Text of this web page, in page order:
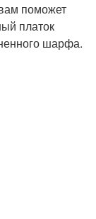
поможет
платок
шарфа.